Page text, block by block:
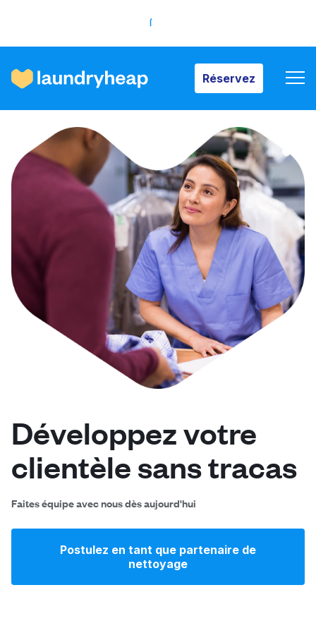
Réservez
Comment ça fonctionne
Prix et services
À propos de nous
Pour les entreprises
Connectez-vous
Téléchargez notre application mobile
Suivez-nous
France FR
Développez votre
clientèle sans tracas
Faites équipe avec nous dès aujourd'hui
Postulez en tant que partenaire de
nettoyage